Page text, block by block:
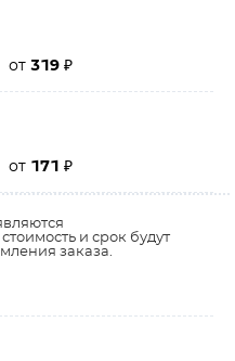
от 319 ₽
от 171 ₽
и срок будут
заказа.